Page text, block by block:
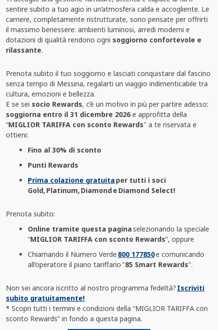
sentire subito a tuo agio in un’atmosfera calda e accogliente. Le
camere, completamente ristrutturate, sono pensate per offrirti
il massimo benessere: ambienti luminosi, arredi moderni e
dotazioni di qualità rendono ogni soggiorno confortevole e
rilassante.
Prenota subito il tuo soggiorno e lasciati conquistare dal fascino
senza tempo di Messina, regalarti un viaggio indimenticabile tra
cultura, emozioni e bellezza.
E se sei socio Rewards, c’è un motivo in più per partire adesso:
soggiorna entro il 31 dicembre 2026e approfitta della
“MIGLIOR TARIFFA con sconto Rewards" a te riservata e
ottieni:
Fino al 30% di sconto
Punti Rewards
Prima colazione gratuita per tutti i soci
Gold, Platinum, Diamond e Diamond Select!
Prenota subito:
Online tramite questa paginaselezionando la speciale
“MIGLIOR TARIFFA con sconto Rewards”, oppure
Chiamando il Numero Verde 800 177850e comunicando
all’operatore il piano tariffario "85 Smart Rewards".
Non sei ancora iscritto al nostro programma fedeltà? Iscriviti
subito gratuitamente!
* Scopri tutti i termini e condizioni della “MIGLIOR TARIFFA con
sconto Rewards” in fondo a questa pagina.